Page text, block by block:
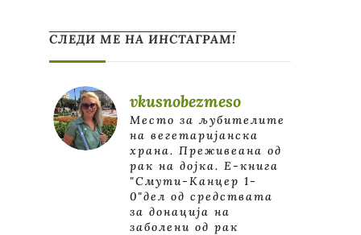
СЛЕДИ МЕ НА ИНСТАГРАМ!
vkusnobezmeso
Место за љубителите
на вегетаријанска
храна. Преживеана од
рак на дојка. E-книга
"Смути-Канцер 1-
0"дел од средствата
за донација на
заболени од рак